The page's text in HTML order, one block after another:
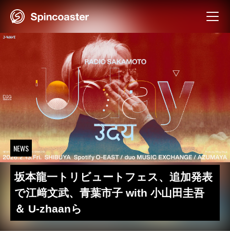
NEWS
坂本龍一トリビュートフェス、追加発表
で江﨑文武、青葉市子 with 小山田圭吾
＆ U-zhaanら